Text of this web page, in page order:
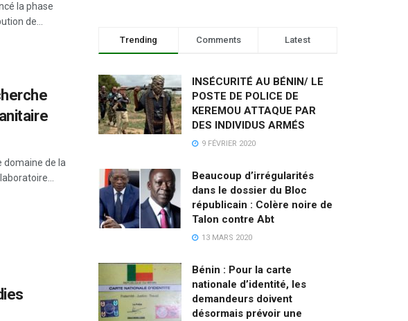
la phase
de...
domaine de la
Trending Comments Latest
INSÉCURITÉ AU BÉNIN/ LE
POSTE DE POLICE DE
KEREMOU ATTAQUE PAR
DES INDIVIDUS ARMÉS
9 FÉVRIER 2020
Beaucoup d’irrégularités
dans le dossier du Bloc
républicain : Colère noire de
Talon contre Abt
13 MARS 2020
Bénin : Pour la carte
nationale d’identité, les
demandeurs doivent
désormais prévoir une